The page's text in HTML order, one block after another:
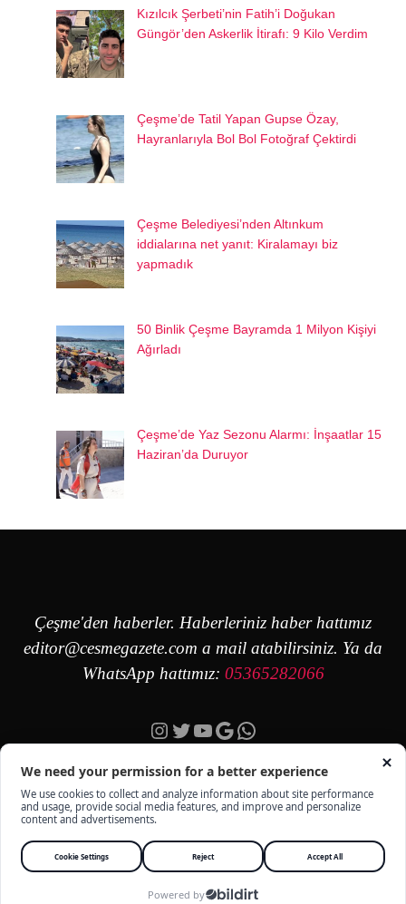
Kızılcık Şerbeti’nin Fatih’i Doğukan
Güngör’den Askerlik İtirafı: 9 Kilo Verdim
Çeşme’de Tatil Yapan Gupse Özay,
Hayranlarıyla Bol Bol Fotoğraf Çektirdi
Çeşme Belediyesi’nden Altınkum
iddialarına net yanıt: Kiralamayı biz
yapmadık
50 Binlik Çeşme Bayramda 1 Milyon Kişiyi
Ağırladı
Çeşme’de Yaz Sezonu Alarmı: İnşaatlar 15
Haziran’da Duruyor
Çeşme'den haberler. Haberleriniz haber hattımız
editor@cesmegazete.com a mail atabilirsiniz. Ya da
WhatsApp hattımız: 05365282066
Instagram
Twitter
YouTube
Google
https://wa.me/
ÇEŞME GAZETE - TÜM HAKKI SAKLIDIR - KÜNYE